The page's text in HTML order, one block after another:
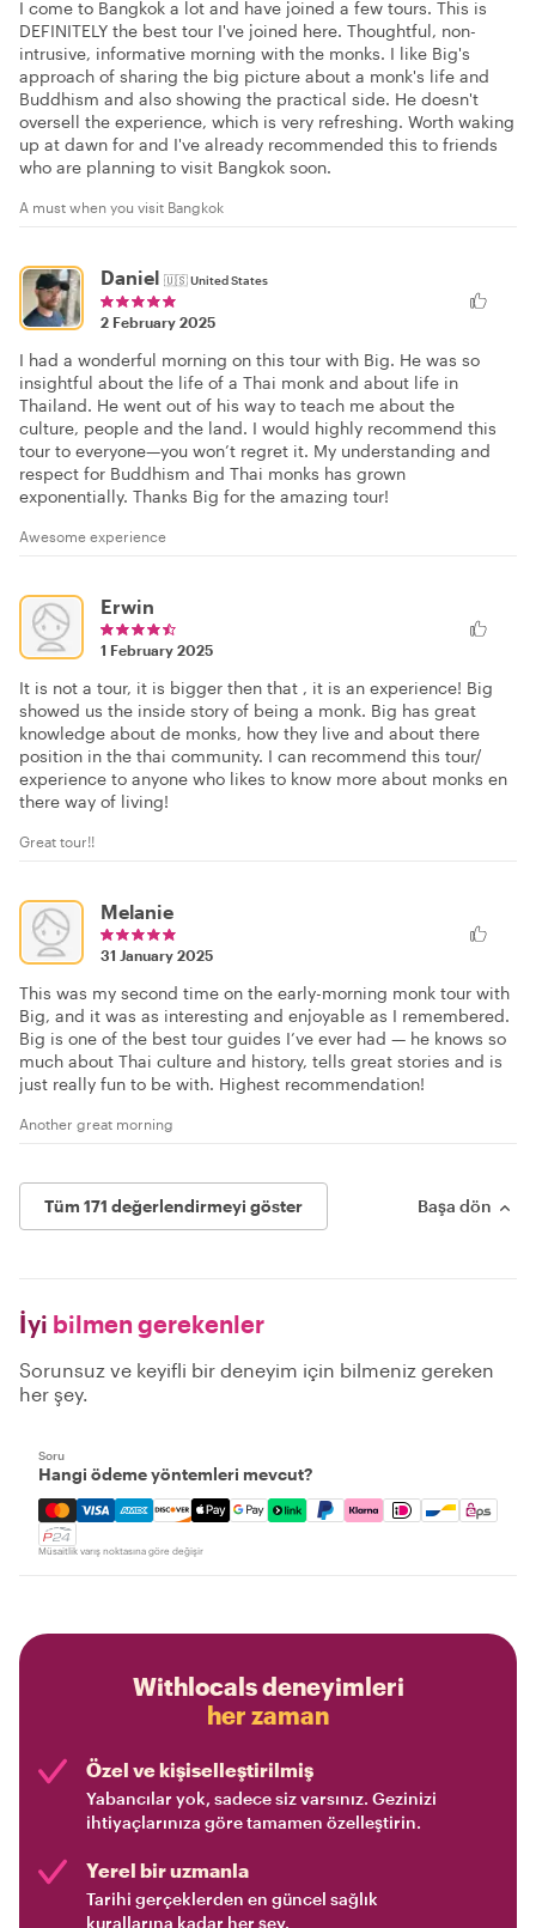
I come to Bangkok a lot and have joined a few tours. This is
DEFINITELY the best tour I've joined here. Thoughtful, non-
intrusive, informative morning with the monks. I like Big's
approach of sharing the big picture about a monk's life and
Buddhism and also showing the practical side. He doesn't
oversell the experience, which is very refreshing. Worth waking
up at dawn for and I've already recommended this to friends
who are planning to visit Bangkok soon.
A must when you visit Bangkok
Daniel 🇺🇸United States
2 February 2025
I had a wonderful morning on this tour with Big. He was so
insightful about the life of a Thai monk and about life in
Thailand. He went out of his way to teach me about the
culture, people and the land. I would highly recommend this
tour to everyone—you won’t regret it. My understanding and
respect for Buddhism and Thai monks has grown
exponentially. Thanks Big for the amazing tour!
Awesome experience
Erwin
1 February 2025
It is not a tour, it is bigger then that , it is an experience! Big
showed us the inside story of being a monk. Big has great
knowledge about de monks, how they live and about there
position in the thai community. I can recommend this tour/
experience to anyone who likes to know more about monks en
there way of living!
Great tour!!
Melanie
31 January 2025
This was my second time on the early-morning monk tour with
Big, and it was as interesting and enjoyable as I remembered.
Big is one of the best tour guides I’ve ever had — he knows so
much about Thai culture and history, tells great stories and is
just really fun to be with. Highest recommendation!
Another great morning
Tüm 171 değerlendirmeyi göster Başa dön
İyi bilmen gerekenler
Sorunsuz ve keyifli bir deneyim için bilmeniz gereken
her şey.
Soru
Hangi ödeme yöntemleri mevcut?
Mastercard, Visa, Amex, Discover, Apple Pay, Google
Müsaitlik varış noktasına göre değişir
Withlocals deneyimleri
her zaman
Özel ve kişiselleştirilmiş
Yabancılar yok, sadece siz varsınız. Gezinizi
ihtiyaçlarınıza göre tamamen özelleştirin.
Yerel bir uzmanla
Tarihi gerçeklerden en güncel sağlık
kurallarına kadar her şey.